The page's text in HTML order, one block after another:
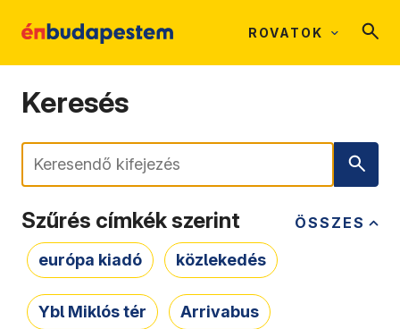
ROVATOK
Keresés
Keresés
ÖSSZES
Szűrés címkék szerint
európa kiadó közlekedés
Ybl Miklós tér Arrivabus